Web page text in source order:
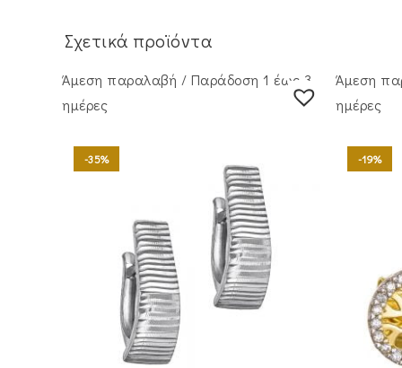
Σχετικά προϊόντα
Άμεση παραλαβή / Παράδoση 1 έως 3
ημέρες
-35%
Άμεση
ημέρες
-19%